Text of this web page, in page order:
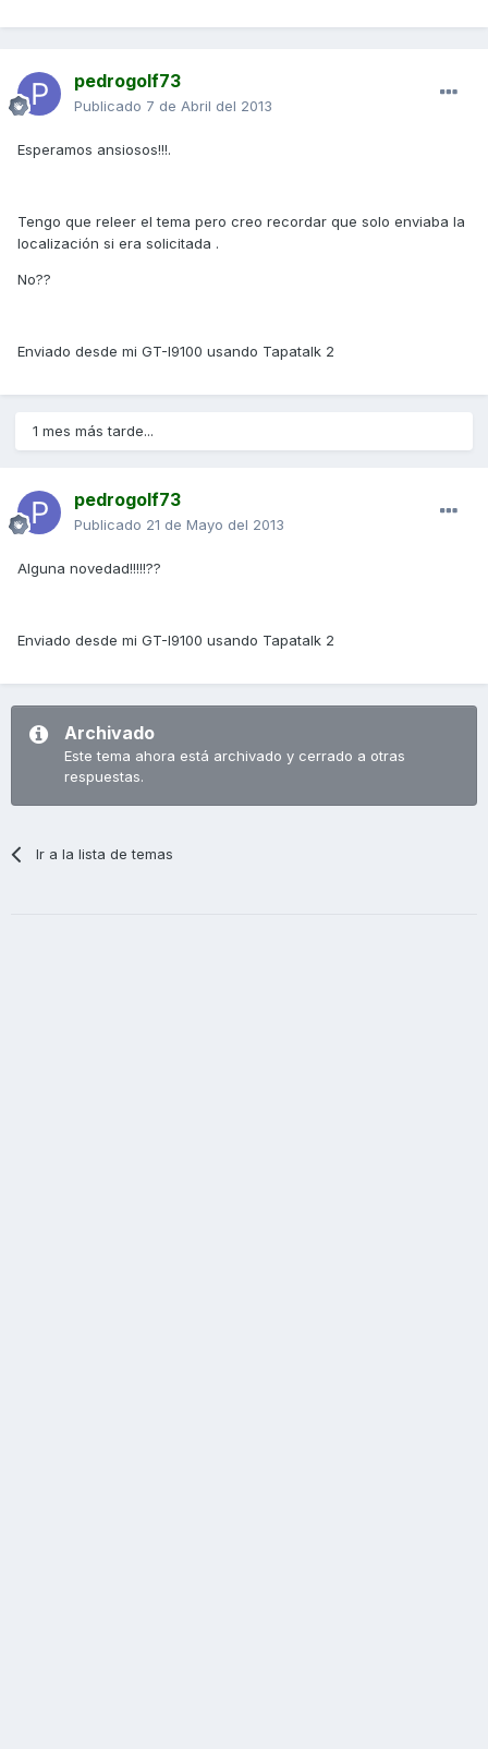
pedrogolf73
Publicado 7 de Abril del 2013
Esperamos ansiosos!!!.
Tengo que releer el tema pero creo recordar que solo enviaba la
localización si era solicitada .
No??
Enviado desde mi GT-I9100 usando Tapatalk 2
1 mes más tarde...
pedrogolf73
Publicado 21 de Mayo del 2013
Alguna novedad!!!!!??
Enviado desde mi GT-I9100 usando Tapatalk 2
Archivado
Este tema ahora está archivado y cerrado a otras
respuestas.
Ir a la lista de temas